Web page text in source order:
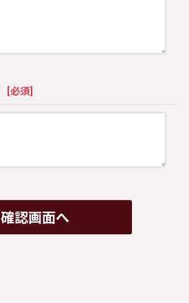
必須
確認画面へ